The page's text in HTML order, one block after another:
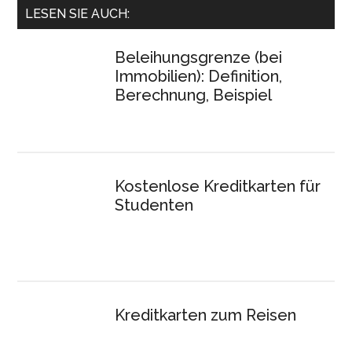
LESEN SIE AUCH:
Beleihungsgrenze (bei
Immobilien): Definition,
Berechnung, Beispiel
Kostenlose Kreditkarten für
Studenten
Kreditkarten zum Reisen